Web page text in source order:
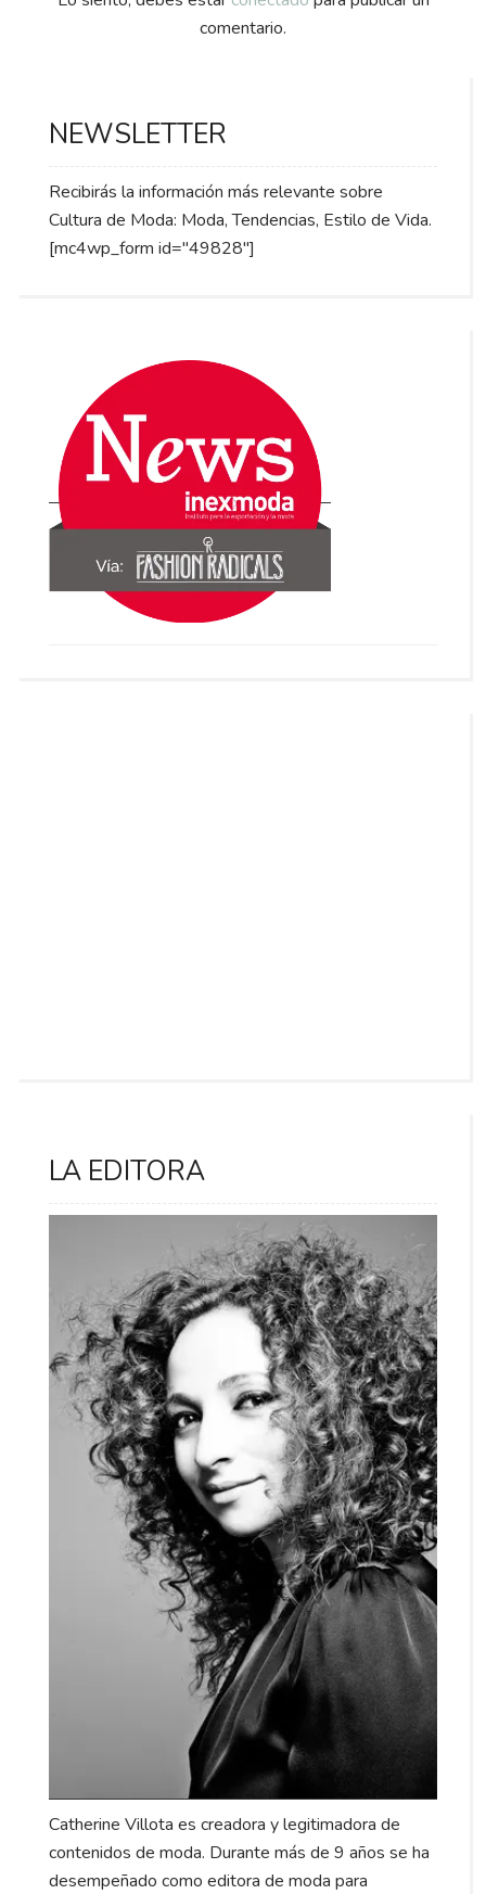
comentario.
NEWSLETTER
Recibirás la información más relevante sobre
Cultura de Moda: Moda, Tendencias, Estilo de Vida.
[mc4wp_form id="49828"]
LA EDITORA
Catherine Villota es creadora y legitimadora de
contenidos de moda. Durante más de 9 años se ha
desempeñado como editora de moda para